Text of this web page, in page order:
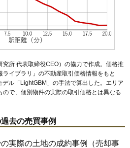
48万円 2,871万円
47万円 1,882万円
47万円
44万円 6,131万円 24.9%
43万円 2,085万円 26.2%
40万円 1,970万円 16.8%
40万円 1,565万円 21.4%
所 代表取締役CEO）の協力で作成。価格推
ライブラリ 」の不動産取引価格情報をもと
ル「LightGBM」の手法で算出した。エリア
で、個別物件の実際の取引価格とは異なる
去の売買事例
実際の土地の成約事例（売却事